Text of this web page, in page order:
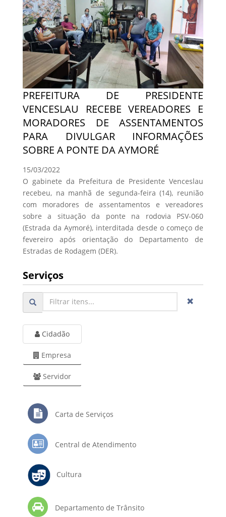
PREFEITURA DE PRESIDENTE
VENCESLAU RECEBE VEREADORES E
MORADORES DE ASSENTAMENTOS
PARA DIVULGAR INFORMAÇÕES
SOBRE A PONTE DA AYMORÉ
15/03/2022
O gabinete da Prefeitura de Presidente Venceslau
recebeu, na manhã de segunda-feira (14), reunião
com moradores de assentamentos e vereadores
sobre a situação da ponte na rodovia PSV-060
(Estrada da Aymoré), interditada desde o começo de
fevereiro após orientação do Departamento de
Estradas de Rodagem (DER).
Serviços
Cidadão
Empresa
Servidor
Carta de Serviços
Central de Atendimento
Cultura
Departamento de Trânsito